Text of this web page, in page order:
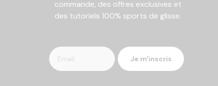
commande, des offres exclusives et
des tutoriels 100% sports de glisse.
Je m'inscris